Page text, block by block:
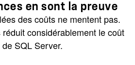
en sont la preuve
des coûts ne mentent pas.
considérablement le coût
SQL Server.